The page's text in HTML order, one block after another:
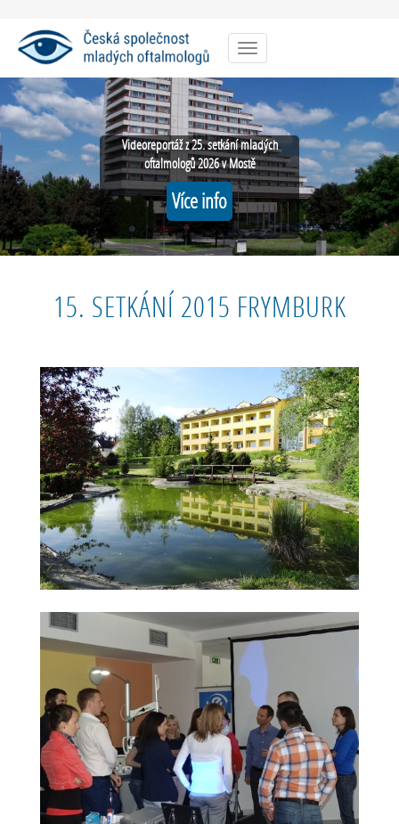
Menu
Videoreportáž z 25. setkání mladých
oftalmologů 2026 v Mostě
Více info
15. SETKÁNÍ 2015 FRYMBURK